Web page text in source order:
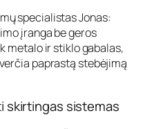
specialistas Jonas:
įranga be geros
metalo ir stiklo gabalas,
paprastą stebėjimą
skirtingas sistemas